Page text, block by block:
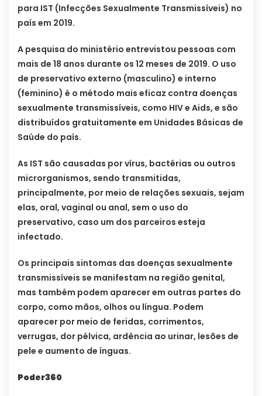
para IST (Infecções Sexualmente Transmissíveis) no
país em 2019.
A pesquisa do ministério entrevistou pessoas com
mais de 18 anos durante os 12 meses de 2019. O uso
de preservativo externo (masculino) e interno
(feminino) é o método mais eficaz contra doenças
sexualmente transmissíveis, como HIV e Aids, e são
distribuídos gratuitamente em Unidades Básicas de
Saúde do país.
As IST são causadas por vírus, bactérias ou outros
microrganismos, sendo transmitidas,
principalmente, por meio de relações sexuais, sejam
elas, oral, vaginal ou anal, sem o uso do
preservativo, caso um dos parceiros esteja
infectado.
Os principais sintomas das doenças sexualmente
transmissíveis se manifestam na região genital,
mas também podem aparecer em outras partes do
corpo, como mãos, olhos ou língua. Podem
aparecer por meio de feridas, corrimentos,
verrugas, dor pélvica, ardência ao urinar, lesões de
pele e aumento de ínguas.
Poder360